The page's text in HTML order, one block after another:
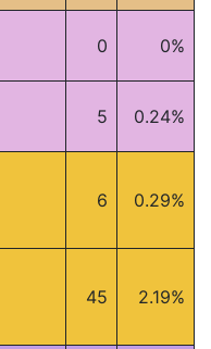
0 0%
5 0.24%
6 0.29%
45 2.19%